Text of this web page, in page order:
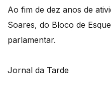
Ao fim de dez anos de
Soares, do Bloco de
parlamentar.
Jornal da Tarde